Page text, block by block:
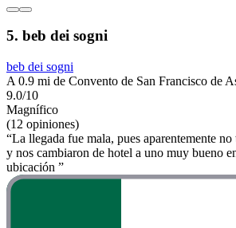
5. beb dei sogni
beb dei sogni
A 0.9 mi de Convento de San Francisco de
9.0/10
Magnífico
(12 opiniones)
“La llegada fue mala, pues aparentemente
y nos cambiaron de hotel a uno muy bueno
ubicación ”